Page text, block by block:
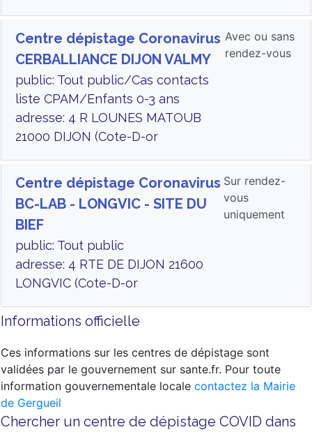
Centre dépistage Coronavirus
CERBALLIANCE DIJON VALMY
public: Tout public/Cas contacts
liste CPAM/Enfants 0-3 ans
adresse: 4 R LOUNES MATOUB
21000 DIJON (Cote-D-or
Avec ou sans
rendez-vous
Centre dépistage Coronavirus
BC-LAB - LONGVIC - SITE DU
BIEF
public: Tout public
adresse: 4 RTE DE DIJON 21600
LONGVIC (Cote-D-or
Sur rendez-
vous
uniquement
Informations officielle
Ces informations sur les centres de dépistage sont
validées par le gouvernement sur sante.fr. Pour toute
information gouvernementale locale contactez la Mairie
de Gergueil
Chercher un centre de dépistage COVID dans